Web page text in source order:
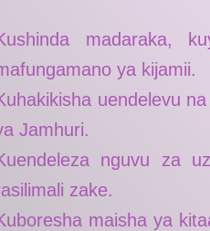
madaraka,
ya kijamii.
uendelevu
Jamhuri.
nguvu za
zake.
maisha ya